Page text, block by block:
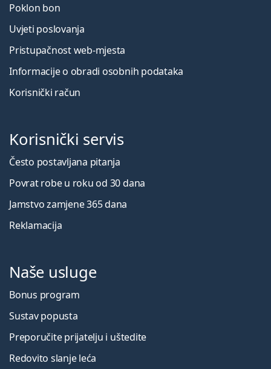
Poklon bon
Uvjeti poslovanja
Pristupačnost web-mjesta
Informacije o obradi osobnih podataka
Korisnički račun
Korisnički servis
Često postavljana pitanja
Povrat robe u roku od 30 dana
Jamstvo zamjene 365 dana
Reklamacija
Naše usluge
Bonus program
Sustav popusta
Preporučite prijatelju i uštedite
Redovito slanje leća